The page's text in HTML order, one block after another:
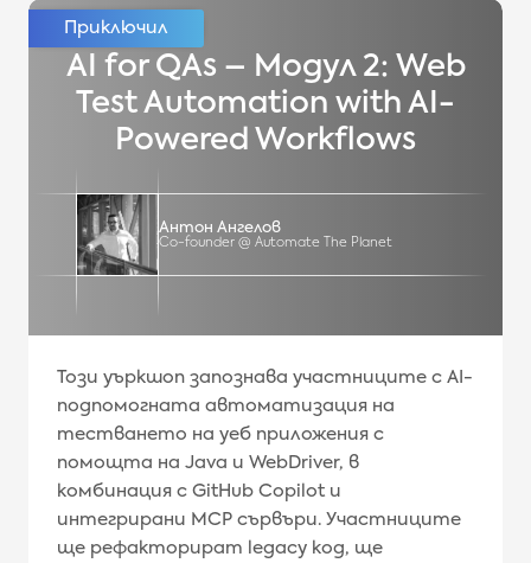
AI for QAs – Модул 2: Web
Test Automation with AI-
Powered Workflows
Антон Ангелов
Co-founder @ Automate The Planet
Този уъркшоп запознава участниците с AI-
подпомогната автоматизация на
тестването на уеб приложения с
помощта на Java и WebDriver, в
комбинация с GitHub Copilot и
интегрирани MCP сървъри. Участниците
ще рефакторират legacy код, ще